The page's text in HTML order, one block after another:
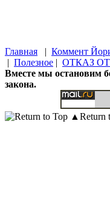
Главная | Коммент
| Полезное | ОТКАЗ
Вместе мы остановим
закона.
Return